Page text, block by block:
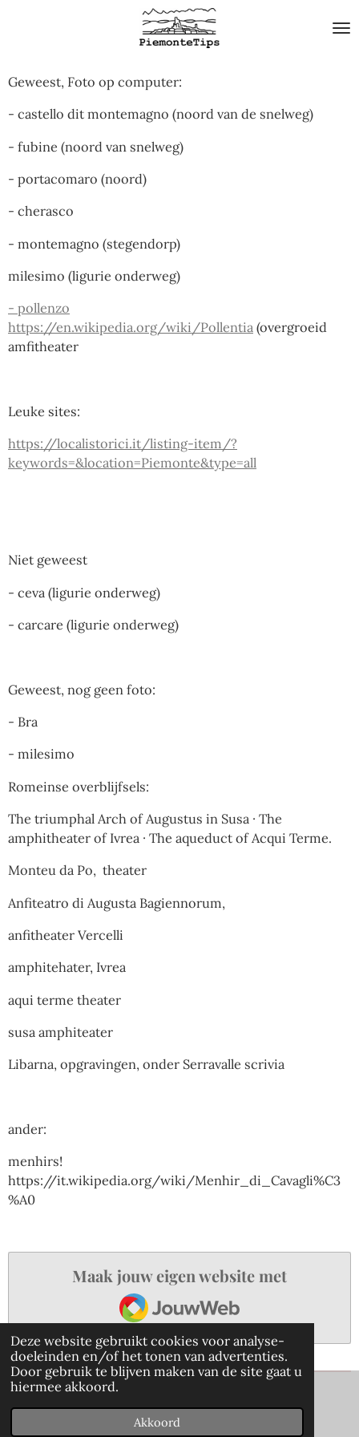
Deze website gebruikt cookies voor analyse-
doeleinden en/of het tonen van advertenties.
Door gebruik te blijven maken van de site gaat u
hiermee akkoord.
Akkoord
de
hoofdinhoud
Geweest, Foto op computer:
- castello dit montemagno (noord van de snelweg)
- fubine (noord van snelweg)
- portacomaro (noord)
- cherasco
- montemagno (stegendorp)
milesimo (ligurie onderweg)
- pollenzo
https://en.wikipedia.org/wiki/Pollentia (overgroeid
amfitheater
Leuke sites:
https://localistorici.it/listing-item/?
keywords=&location=Piemonte&type=all
Niet geweest
- ceva (ligurie onderweg)
- carcare (ligurie onderweg)
Geweest, nog geen foto:
- Bra
- milesimo
Romeinse overblijfsels:
The triumphal Arch of Augustus in Susa · The
amphitheater of Ivrea · The aqueduct of Acqui Terme.
Monteu da Po, theater
Anfiteatro di Augusta Bagiennorum,
anfitheater Vercelli
amphitehater, Ivrea
aqui terme theater
susa amphiteater
Libarna, opgravingen, onder Serravalle scrivia
ander:
menhirs!
https://it.wikipedia.org/wiki/Menhir_di_Cavagli%C3
%A0
Maak jouw eigen website met
JouwWeb
Mail ons>
© 2021 - 2026 piemontetips